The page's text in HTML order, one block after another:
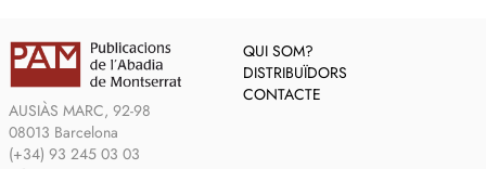
AUSIÀS MARC, 92-98
08013 Barcelona
(+34) 93 245 03 03
QUI SOM?
DISTRIBUÏDORS
CONTACTE